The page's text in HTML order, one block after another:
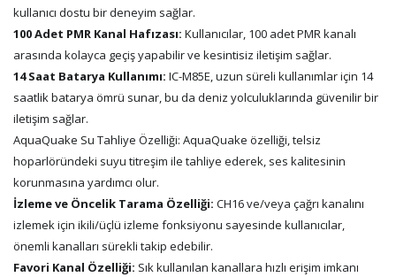
kullanıcı dostu bir deneyim sağlar.
100 Adet PMR Kanal Hafızası: Kullanıcılar, 100 adet PMR kanalı
arasında kolayca geçiş yapabilir ve kesintisiz iletişim sağlar.
14 Saat Batarya Kullanımı: IC-M85E, uzun süreli kullanımlar için 14
saatlik batarya ömrü sunar, bu da deniz yolculuklarında güvenilir bir
iletişim sağlar.
AquaQuake Su Tahliye Özelliği: AquaQuake özelliği, telsiz
hoparlöründeki suyu titreşim ile tahliye ederek, ses kalitesinin
korunmasına yardımcı olur.
İzleme ve Öncelik Tarama Özelliği: CH16 ve/veya çağrı kanalını
izlemek için ikili/üçlü izleme fonksiyonu sayesinde kullanıcılar,
önemli kanalları sürekli takip edebilir.
Favori Kanal Özelliği: Sık kullanılan kanallara hızlı erişim imkanı